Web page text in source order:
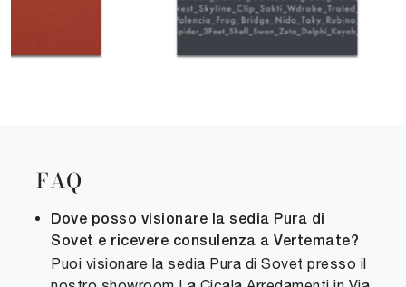
FAQ
Dove posso visionare la sedia Pura di
Sovet e ricevere consulenza a Vertemate?
Puoi visionare la sedia Pura di Sovet presso il